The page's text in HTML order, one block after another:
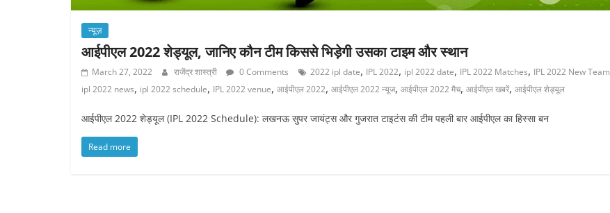
न्यूज़
आईपीएल 2022 शेड्यूल, जानिए कौन टीम किससे भिड़ेगी उसका टाइम और स्थान
March 27, 2022 राजेंद्र शास्त्री 0 Comments 2022 ipl date, IPL 2022, ipl 2022 date, IPL 2022 Matches, IPL 2022 New Team
ipl 2022 news, ipl 2022 schedule, IPL 2022 venue, आईपीएल 2022, आईपीएल 2022 न्यूज, आईपीएल 2022 मैच, आईपीएल खबरें, आईपीएल शेड्यूल
आईपीएल 2022 शेड्यूल (IPL 2022 Schedule): लखनऊ सुपर जायंट्स और गुजरात टाइटंस की टीम पहली बार आईपीएल का हिस्सा बन
Read more